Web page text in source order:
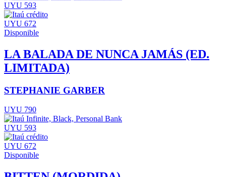
UYU 593
UYU 672
Disponible
LA BALADA DE NUNCA JAMÁS (ED.
LIMITADA)
STEPHANIE GARBER
UYU 790
UYU 593
UYU 672
Disponible